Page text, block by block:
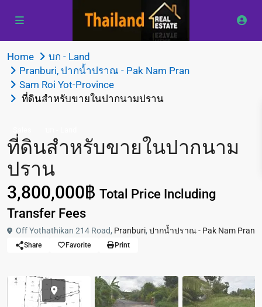
Home
บก - Land
Pranburi, ปากน้ำปราณ - Pak Nam Pran
Sam Roi Yot-Province
ที่ดินสำหรับขายในปากนามปราน
ที่ดินสำหรับขายในปากนาม
ปราน
3,800,000฿ Total Price Including
Transfer Fees
Off Yothathikan 214 Road, Pranburi, ปากน้ำปราณ - Pak Nam Pran
Share Favorite Print